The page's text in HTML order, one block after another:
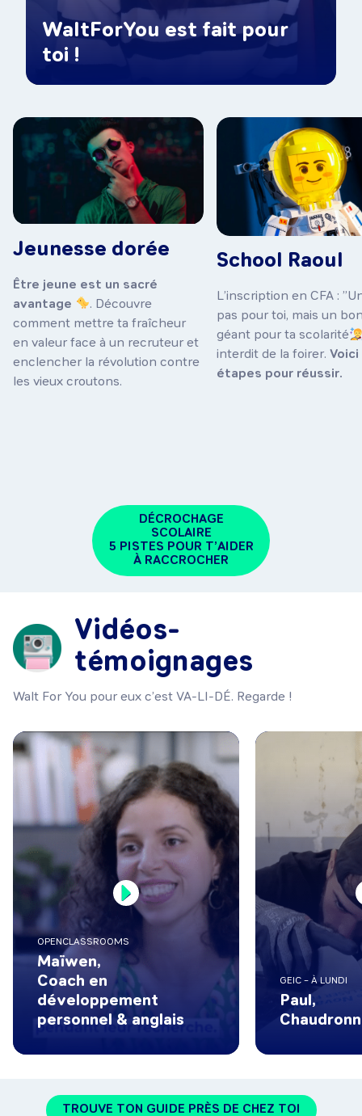
WaltForYou est fait pour
toi !
Jeunesse dorée
Être jeune est un sacré
avantage
. Découvre
comment mettre ta fraîcheur
en valeur face à un recruteur et
enclencher la révolution contre
les vieux croutons.
School Raoul
L’inscription en CFA :
pas pour toi, mais un
géant pour ta scolarité
interdit de la foirer. Voici
étapes pour réussir.
DÉCROCHAGE
SCOLAIRE
5 PISTES POUR T’AIDER
À RACCROCHER
Vidéos-
témoignages
Walt For You pour eux c’est VA-LI-DÉ. Regarde !
OPENCLASSROOMS
Maïwen,
Coach en
développement
personnel & anglais
GEIC – À LUNDI
Paul,
TROUVE TON GUIDE PRÈS DE CHEZ TOI